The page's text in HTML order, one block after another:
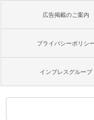
広告掲載のご案内
プライバシーポリシー
インプレスグループ